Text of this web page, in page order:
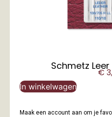
Schmetz Leer
€
In winkelwagen
Maak een account aan om je